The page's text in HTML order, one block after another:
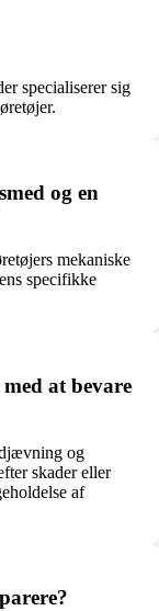
specialiserer sig
og en
mekaniske
specifikke
at bevare
og
skader eller
af